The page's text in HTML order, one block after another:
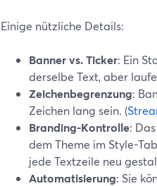
Einige nützliche Details:
Banner vs. Ticker: Ein
derselbe Text, aber
Zeichenbegrenzung:
Zeichen lang sein. (
Branding-Kontrolle:
dem Theme im Style-
jede Textzeile neu
Automatisierung: Sie